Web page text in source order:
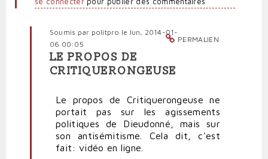
PERMALIEN
Soumis par politpro le lun, 2014-01-
06 00:05
En
réponse
Dieudonné
agent
de
l'Iran
par
LE PROPOS DE
CRITIQUERONGEUSE
Le propos de Critiquerongeuse ne
portait pas sur les agissements
politiques de Dieudonné, mais sur
son antisémitisme. Cela dit, c'est
fait: vidéo en ligne.